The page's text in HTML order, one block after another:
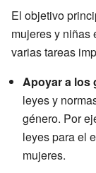
El objetivo
mujeres y niñas
varias tareas
Apoyar a los
leyes y
género. Por
leyes para el
mujeres.